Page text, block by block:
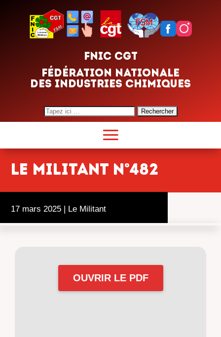
FNIC CGT
FÉDÉRATION NATIONALE
DES INDUSTRIES CHIMIQUES
Search
for:
Le Militant n°482
17 mars 2025 | Le Militant
OUVRIR LE PDF